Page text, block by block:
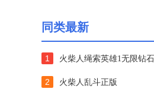
同类最新
1 火柴人绳索英雄1无限钻
2 火柴人乱斗正版